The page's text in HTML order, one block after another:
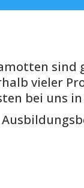
sind
vieler
bei uns